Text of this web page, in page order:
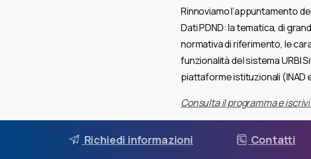
Rinnoviamo l’appuntamento
Dati PDND: la tematica, di
normativa di riferimento, le
funzionalità del sistema URBI
piattaforme istituzionali (INAD
Consulta il programma e
Richiedi informazioni Contatti